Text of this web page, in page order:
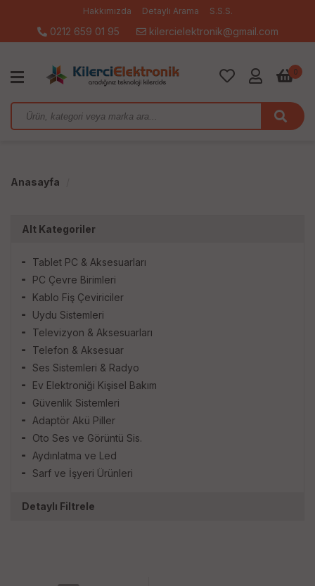
Hakkımızda Detaylı Arama S.S.S.
0212 659 01 95 kilercielektronik@gmail.com
0
Anasayfa
Alt Kategoriler
Tablet PC & Aksesuarları
PC Çevre Birimleri
Kablo Fiş Çeviriciler
Uydu Sistemleri
Televizyon & Aksesuarları
Telefon & Aksesuar
Ses Sistemleri & Radyo
Ev Elektroniği Kişisel Bakım
Güvenlik Sistemleri
Adaptör Akü Piller
Oto Ses ve Görüntü Sis.
Aydınlatma ve Led
Sarf ve İşyeri Ürünleri
Detaylı Filtrele